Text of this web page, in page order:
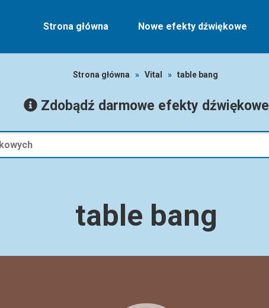
Strona główna Nowe efekty dźwiękowe
Strona główna » Vital » table bang
Zdobądź darmowe efekty dźwiękowe
table bang